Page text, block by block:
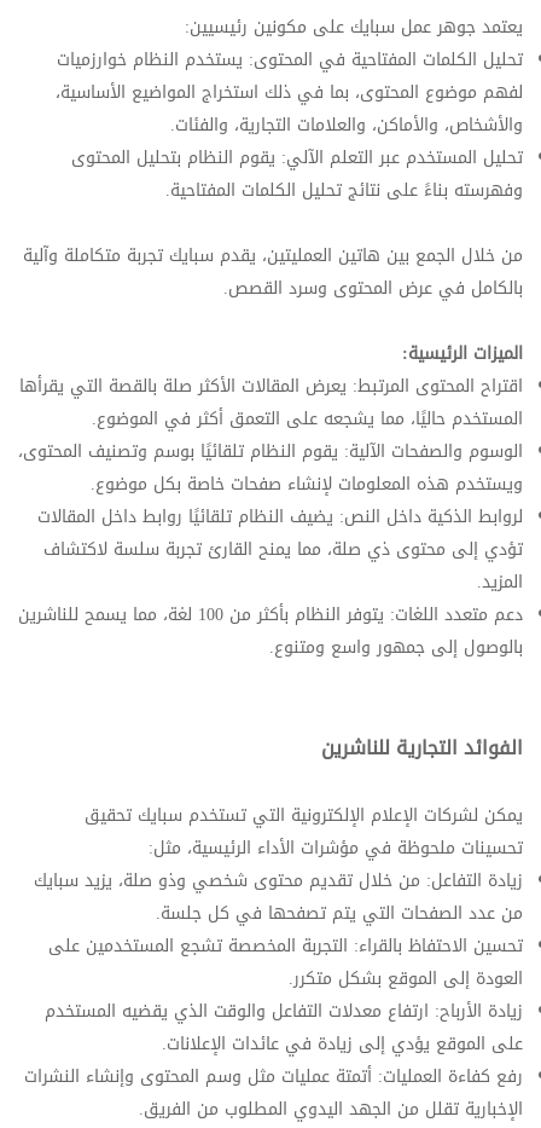
يعتمد جوهر عمل سبايك على مكونين رئيسيين:
تحليل الكلمات المفتاحية في المحتوى: يستخدم النظام خوارزميات
لفهم موضوع المحتوى، بما في ذلك استخراج المواضيع الأساسية،
والأشخاص، والأماكن، والعلامات التجارية، والفئات.
تحليل المستخدم عبر التعلم الآلي: يقوم النظام بتحليل المحتوى
وفهرسته بناءً على نتائج تحليل الكلمات المفتاحية.
من خلال الجمع بين هاتين العمليتين، يقدم سبايك تجربة متكاملة وآلية
بالكامل في عرض المحتوى وسرد القصص.
الميزات الرئيسية:
اقتراح المحتوى المرتبط: يعرض المقالات الأكثر صلة بالقصة التي يقرأها
المستخدم حاليًا، مما يشجعه على التعمق أكثر في الموضوع.
الوسوم والصفحات الآلية: يقوم النظام تلقائيًا بوسم وتصنيف المحتوى،
ويستخدم هذه المعلومات لإنشاء صفحات خاصة بكل موضوع.
لروابط الذكية داخل النص: يضيف النظام تلقائيًا روابط داخل المقالات
تؤدي إلى محتوى ذي صلة، مما يمنح القارئ تجربة سلسة لاكتشاف
المزيد.
دعم متعدد اللغات: يتوفر النظام بأكثر من 100 لغة، مما يسمح للناشرين
بالوصول إلى جمهور واسع ومتنوع.
الفوائد التجارية للناشرين
يمكن لشركات الإعلام الإلكترونية التي تستخدم سبايك تحقيق
تحسينات ملحوظة في مؤشرات الأداء الرئيسية، مثل:
زيادة التفاعل: من خلال تقديم محتوى شخصي وذو صلة، يزيد سبايك
من عدد الصفحات التي يتم تصفحها في كل جلسة.
تحسين الاحتفاظ بالقراء: التجربة المخصصة تشجع المستخدمين على
العودة إلى الموقع بشكل متكرر.
زيادة الأرباح: ارتفاع معدلات التفاعل والوقت الذي يقضيه المستخدم
على الموقع يؤدي إلى زيادة في عائدات الإعلانات.
رفع كفاءة العمليات: أتمتة عمليات مثل وسم المحتوى وإنشاء النشرات
الإخبارية تقلل من الجهد اليدوي المطلوب من الفريق.